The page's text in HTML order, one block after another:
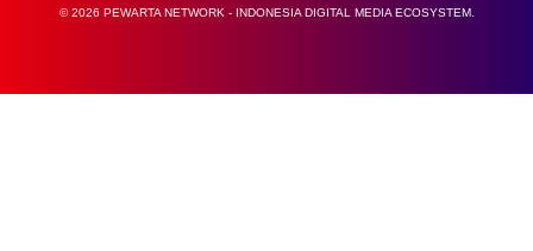
© 2026 PEWARTA NETWORK - INDONESIA DIGITAL MEDIA ECOSYSTEM.